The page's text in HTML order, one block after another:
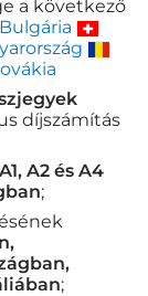
a következő
Bulgária
díjszámítás
A2 és A4
;
;